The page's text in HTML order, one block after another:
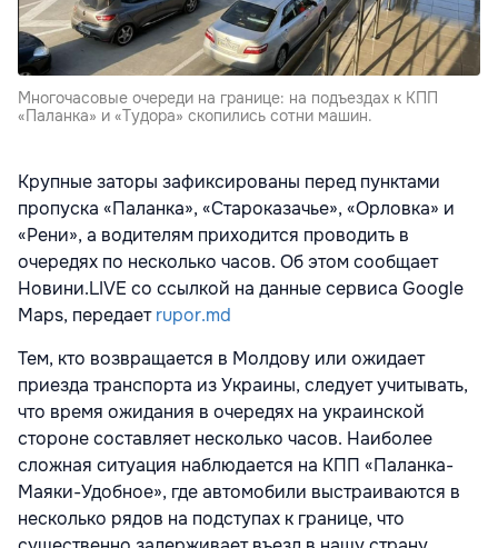
Многочасовые очереди на границе: на подъездах к КПП
«Паланка» и «Тудора» скопились сотни машин.
Крупные заторы зафиксированы перед пунктами
пропуска «Паланка», «Староказачье», «Орловка» и
«Рени», а водителям приходится проводить в
очередях по несколько часов. Об этом сообщает
Новини.LIVE со ссылкой на данные сервиса Google
Maps, передаетrupor.md
Тем, кто возвращается в Молдову или ожидает
приезда транспорта из Украины, следует учитывать,
что время ожидания в очередях на украинской
стороне составляет несколько часов. Наиболее
сложная ситуация наблюдается на КПП «Паланка-
Маяки-Удобное», где автомобили выстраиваются в
несколько рядов на подступах к границе, что